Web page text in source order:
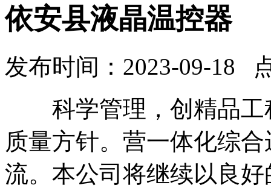
依安县液晶温控器
发布时间：2023-09-18
科学管理，创精品工
质量方针。营一体化综
流。本公司将继续以良